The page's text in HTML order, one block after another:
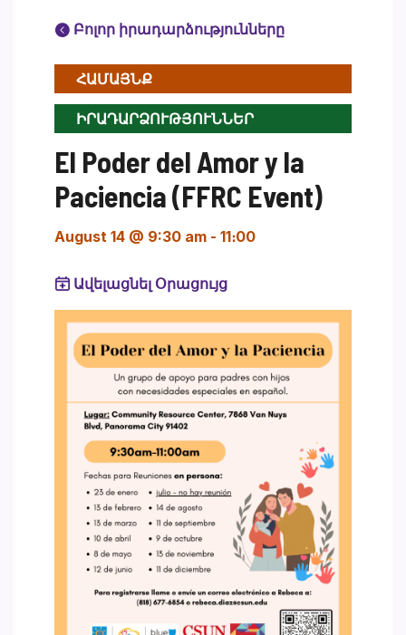
Բոլոր իրադարձությունները
ՀԱՄԱՅՆՔ
ԻՐԱԴԱՐՁՈՒԹՅՈՒՆՆԵՐ
El Poder del Amor y la
Paciencia (FFRC Event)
August 14 @ 9:30 am - 11։00
Ավելացնել Օրացույց